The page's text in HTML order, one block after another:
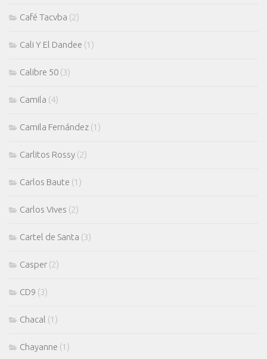
Café Tacvba (2)
Cali Y El Dandee (1)
Calibre 50 (3)
Camila (4)
Camila Fernández (1)
Carlitos Rossy (2)
Carlos Baute (1)
Carlos Vives (2)
Cartel de Santa (3)
Casper (2)
CD9 (3)
Chacal (1)
Chayanne (1)